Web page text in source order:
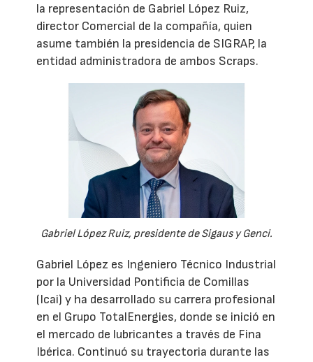
la representación de Gabriel López Ruiz,
director Comercial de la compañía, quien
asume también la presidencia de SIGRAP, la
entidad administradora de ambos Scraps.
Gabriel López Ruiz, presidente de Sigaus y Genci.
Gabriel López es Ingeniero Técnico Industrial
por la Universidad Pontificia de Comillas
(Icai) y ha desarrollado su carrera profesional
en el Grupo TotalEnergies, donde se inició en
el mercado de lubricantes a través de Fina
Ibérica. Continuó su trayectoria durante las